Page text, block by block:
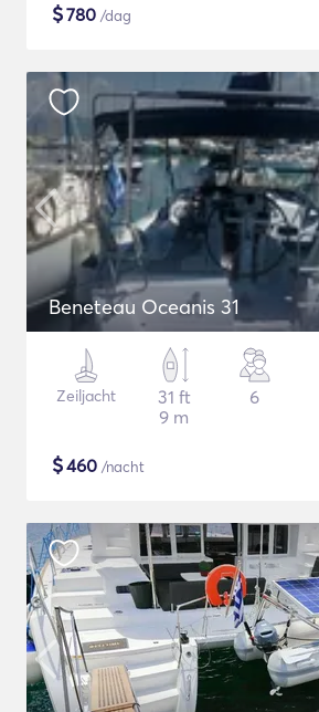
$780 /dag
Beneteau Oceanis 31
Zeiljacht
31 ft
9 m
6
$460 /nacht